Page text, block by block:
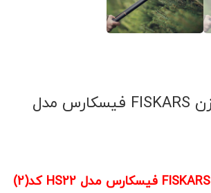
قیچی شمشادزن FISKARS فیسکارس مدل